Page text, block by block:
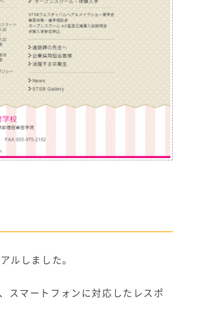
ルしました。
スマートフォンに対応したレスポ